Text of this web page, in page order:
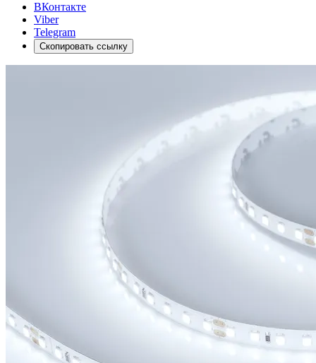
ВКонтакте
Viber
Telegram
Скопировать ссылку